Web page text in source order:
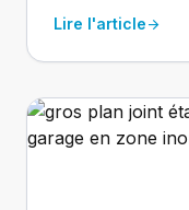
Lire l'articlearrow_forward